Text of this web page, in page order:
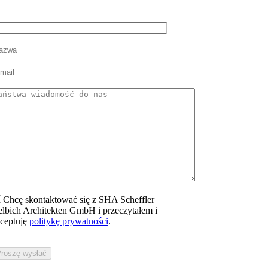
Chcę skontaktować się z SHA Scheffler
Architekten GmbH i przeczytałem i
politykę prywatności.